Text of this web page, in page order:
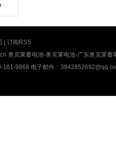
订阅RSS
奥克莱蓄电池-奥克莱电池-广东奥克莱
161-9868 电子邮件：